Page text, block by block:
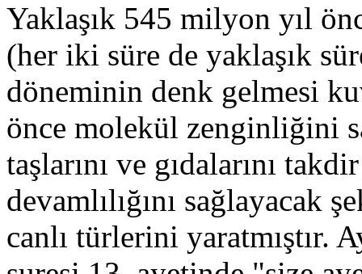
Yaklaşık 545 milyon yıl
(her iki süre de yaklaşık
döneminin denk gelmesi
önce molekül zenginliğini
taşlarını ve gıdalarını
devamlılığını sağlayacak
canlı türlerini yaratmıştır.